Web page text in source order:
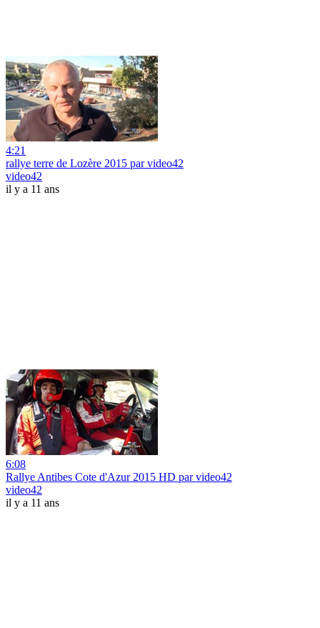
4:21
rallye terre de Lozère 2015 par video42
video42
il y a 11 ans
6:08
Rallye Antibes Cote d'Azur 2015 HD par video42
video42
il y a 11 ans